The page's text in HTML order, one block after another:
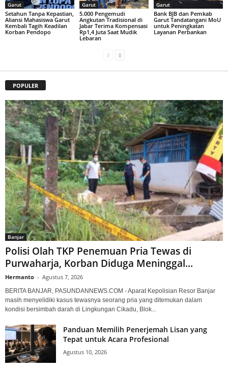
Garut
Setahun Tanpa Kepastian,
Aliansi Mahasiswa Garut
Kembali Tagih Keadilan
Korban Pendopo
Garut
5.000 Pengemudi
Angkutan Tradisional di
Jabar Terima Kompensasi
Rp1,4 Juta Saat Mudik
Lebaran
Garut
Bank BJB dan Pemkab
Garut Tandatangani MoU
untuk Peningkatan
Layanan Perbankan
POPULER
Banjar
Polisi Olah TKP Penemuan Pria Tewas di
Purwaharja, Korban Diduga Meninggal...
Hermanto - Agustus 7, 2026
BERITA BANJAR, PASUNDANNEWS.COM - Aparat Kepolisian Resor Banjar
masih menyelidiki kasus tewasnya seorang pria yang ditemukan dalam
kondisi bersimbah darah di Lingkungan Cikadu, Blok...
Panduan Memilih Penerjemah Lisan yang
Tepat untuk Acara Profesional
Agustus 10, 2026